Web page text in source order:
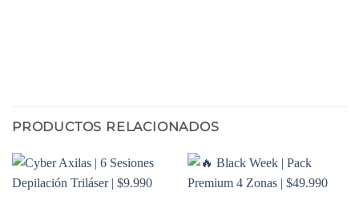
PRODUCTOS RELACIONADOS